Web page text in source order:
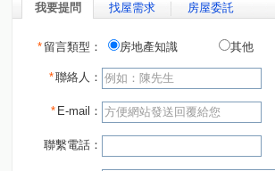
我要提問 找屋需求 房屋委託
* 留言類型： 房地產知識 其他
*聯絡人：
* E-mail：
聯繫電話：